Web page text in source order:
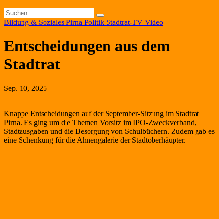
Bildung & Soziales Pirna Politik Stadtrat-TV Video
Entscheidungen aus dem
Stadtrat
Sep. 10, 2025
Knappe Entscheidungen auf der September-Sitzung im Stadtrat
Pirna. Es ging um die Themen Vorsitz im IPO-Zweckverband,
Stadtausgaben und die Besorgung von Schulbüchern. Zudem gab es
eine Schenkung für die Ahnengalerie der Stadtoberhäupter.